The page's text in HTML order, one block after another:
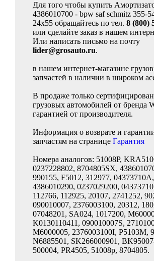
Для того чтобы купить
4386010700 - bpw saf schmitz 355-
24x55 обращайтесь по тел. 8 (800)
или сделайте заказ в нашем
Или написать письмо на почту
lider@grosauto.ru.
в нашем интернет-магазине
запчастей в наличии в широком
В продаже только
грузовых автомобилей от бренда
гарантией от производителя.
Информация о возврате и
запчастям на странице Гарантия
Номера аналогов: 51008P,
0237228802, 8704805SX,
990155, F5012, 312977, 04373710A,
4386010290, 0237029200,
112766, 112925, 20107, 2741252,
090010007, 2376003100, 20312,
07048201, SA024, 1017200,
K0130110411, 090010007S,
M6000005, 2376003100I, P5103M,
N6885501, SK266000901,
500004, PR4505, 51008p, 8704805.